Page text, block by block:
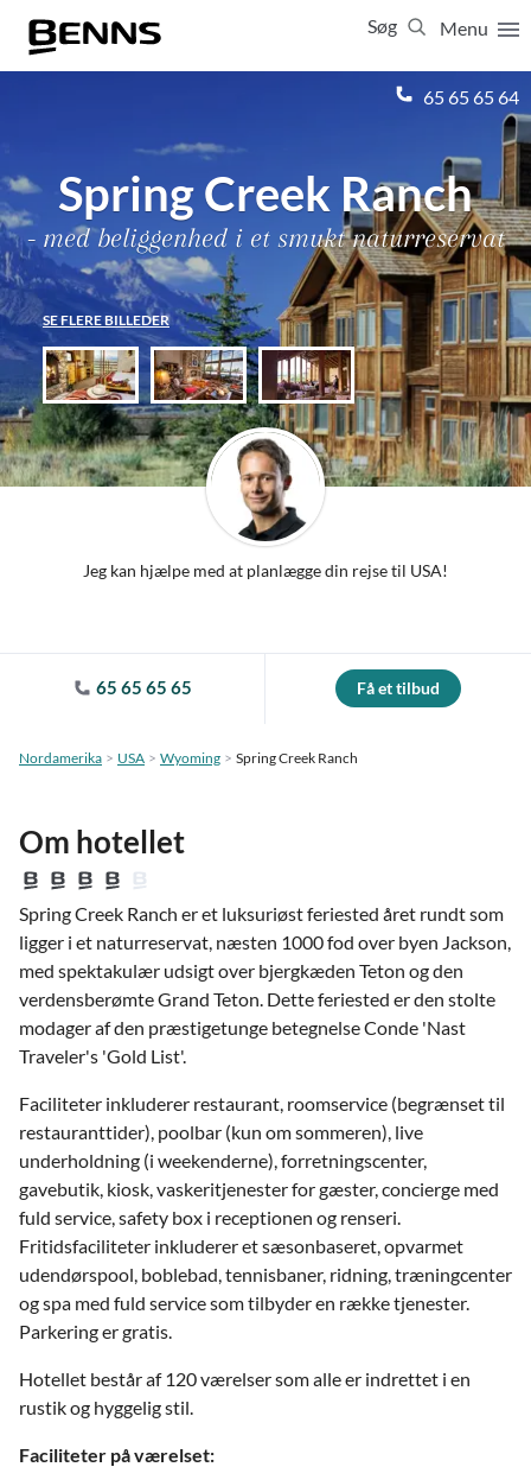
Menu
Søg
65 65 65 64
Spring Creek Ranch
- med beliggenhed i et smukt naturreservat
SE FLERE BILLEDER
Jeg kan hjælpe med at planlægge din rejse til USA!
65 65 65 65 Få et tilbud
Nordamerika USA Wyoming Spring Creek Ranch
Om hotellet
Spring Creek Ranch er et luksuriøst feriested året rundt som
ligger i et naturreservat, næsten 1000 fod over byen Jackson,
med spektakulær udsigt over bjergkæden Teton og den
verdensberømte Grand Teton. Dette feriested er den stolte
modager af den præstigetunge betegnelse Conde 'Nast
Traveler's 'Gold List'.
Faciliteter inkluderer restaurant, roomservice (begrænset til
restauranttider), poolbar (kun om sommeren), live
underholdning (i weekenderne), forretningscenter,
gavebutik, kiosk, vaskeritjenester for gæster, concierge med
fuld service, safety box i receptionen og renseri.
Fritidsfaciliteter inkluderer et sæsonbaseret, opvarmet
udendørspool, boblebad, tennisbaner, ridning, træningcenter
og spa med fuld service som tilbyder en række tjenester.
Parkering er gratis.
Hotellet består af 120 værelser som alle er indrettet i en
rustik og hyggelig stil.
Faciliteter på værelset:
Luk
Vis resultater for: Alle
Ferierejser
Firma- og temarejser
Studierejser